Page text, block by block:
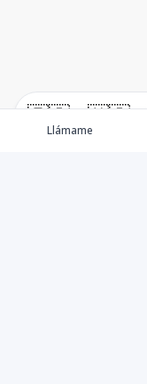
🇪🇸 🇺🇸
Llámame